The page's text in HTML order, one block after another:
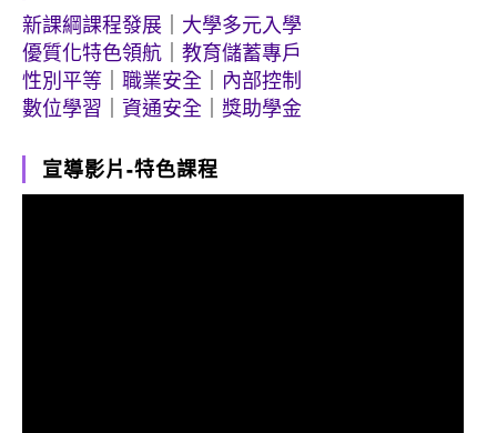
新課綱課程發展
大學多元入學
優質化特色領航
教育儲蓄專戶
性別平等
職業安全
內部控制
數位學習
資通安全 獎助學金
宣導影片-特色課程